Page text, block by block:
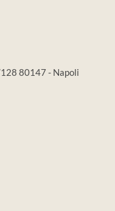
80147 - Napoli